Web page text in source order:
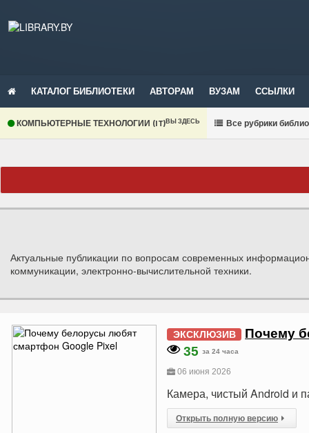
КАТАЛОГ БИБЛИОТЕКИ АВТОРАМ ВУЗАМ ССЫЛКИ
КОМПЬЮТЕРНЫЕ ТЕХНОЛОГИИ (IT)ВЫ ЗДЕСЬ Все рубрики
Актуальные публикации по вопросам современных
коммуникации, электронно-вычислительной техники.
ЭКСКЛЮЗИВ
Почему
35 за 24 часа
06 июня 2026
Камера, чистый Android и
Открыть полную версию